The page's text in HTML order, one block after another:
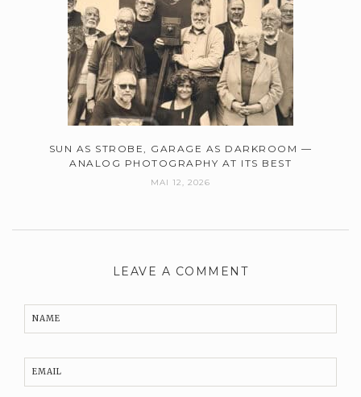
SUN AS STROBE, GARAGE AS DARKROOM —
ANALOG PHOTOGRAPHY AT ITS BEST
MAI 12, 2026
LEAVE A COMMENT
NAME
EMAIL